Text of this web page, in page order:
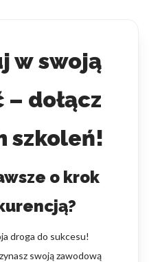
w swoją
– dołącz
szkoleń!
o krok
droga do sukcesu!
swoją zawodową